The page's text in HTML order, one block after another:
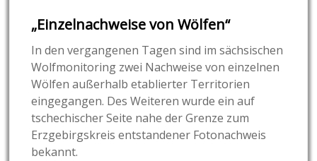
„Einzelnachweise von Wölfen“
In den vergangenen Tagen sind im sächsischen
Wolfmonitoring zwei Nachweise von einzelnen
Wölfen außerhalb etablierter Territorien
eingegangen. Des Weiteren wurde ein auf
tschechischer Seite nahe der Grenze zum
Erzgebirgskreis entstandener Fotonachweis
bekannt.